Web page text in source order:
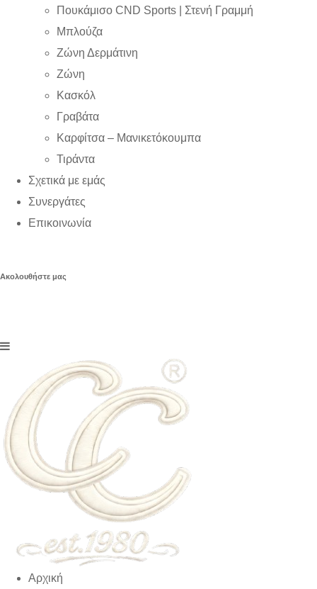
Πουκάμισο CND Sports | Στενή Γραμμή
Μπλούζα
Ζώνη Δερμάτινη
Ζώνη
Κασκόλ
Γραβάτα
Καρφίτσα – Μανικετόκουμπα
Τιράντα
Σχετικά με εμάς
Συνεργάτες
Επικοινωνία
Ακολουθήστε μας
Αρχική